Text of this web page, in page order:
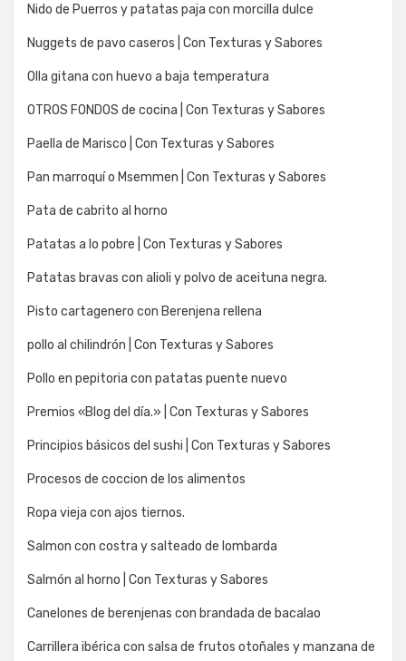
Nido de Puerros y patatas paja con morcilla dulce
Nuggets de pavo caseros | Con Texturas y Sabores
Olla gitana con huevo a baja temperatura
OTROS FONDOS de cocina | Con Texturas y Sabores
Paella de Marisco | Con Texturas y Sabores
Pan marroquí o Msemmen | Con Texturas y Sabores
Pata de cabrito al horno
Patatas a lo pobre | Con Texturas y Sabores
Patatas bravas con alioli y polvo de aceituna negra.
Pisto cartagenero con Berenjena rellena
pollo al chilindrón | Con Texturas y Sabores
Pollo en pepitoria con patatas puente nuevo
Premios «Blog del día.» | Con Texturas y Sabores
Principios básicos del sushi | Con Texturas y Sabores
Procesos de coccion de los alimentos
Ropa vieja con ajos tiernos.
Salmon con costra y salteado de lombarda
Salmón al horno | Con Texturas y Sabores
Canelones de berenjenas con brandada de bacalao
Carrillera ibérica con salsa de frutos otoñales y manzana de